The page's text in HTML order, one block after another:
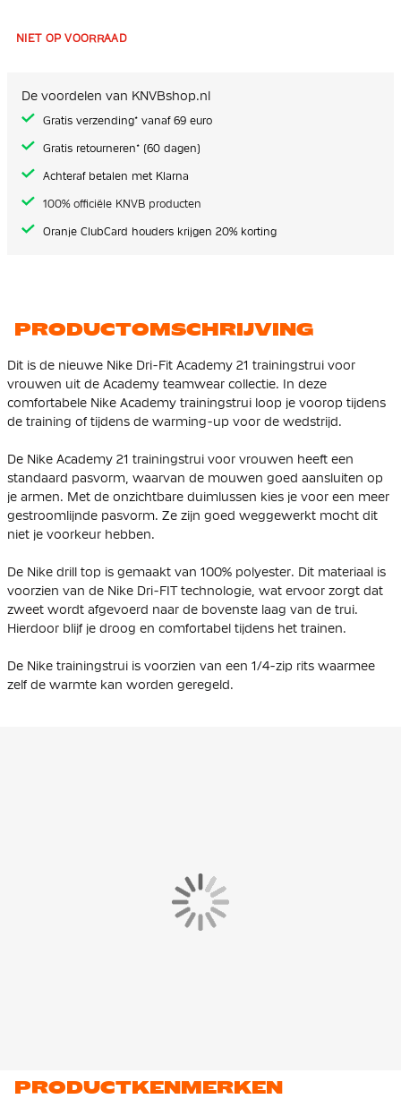
het
afbeeldingen-
gallerij
NIET OP VOORRAAD
De voordelen van KNVBshop.nl
Gratis verzending* vanaf 69 euro
Gratis retourneren* (60 dagen)
Achteraf betalen met Klarna
100% officiële KNVB producten
Oranje ClubCard houders krijgen 20% korting
PRODUCTOMSCHRIJVING
Dit is de nieuwe Nike Dri-Fit Academy 21 trainingstrui voor
vrouwen uit de Academy teamwear collectie. In deze
comfortabele Nike Academy trainingstrui loop je voorop tijdens
de training of tijdens de warming-up voor de wedstrijd.
De Nike Academy 21 trainingstrui voor vrouwen heeft een
standaard pasvorm, waarvan de mouwen goed aansluiten op
je armen. Met de onzichtbare duimlussen kies je voor een meer
gestroomlijnde pasvorm. Ze zijn goed weggewerkt mocht dit
niet je voorkeur hebben.
De Nike drill top is gemaakt van 100% polyester. Dit materiaal is
voorzien van de Nike Dri-FIT technologie, wat ervoor zorgt dat
zweet wordt afgevoerd naar de bovenste laag van de trui.
Hierdoor blijf je droog en comfortabel tijdens het trainen.
De Nike trainingstrui is voorzien van een 1/4-zip rits waarmee
zelf de warmte kan worden geregeld.
PRODUCTKENMERKEN